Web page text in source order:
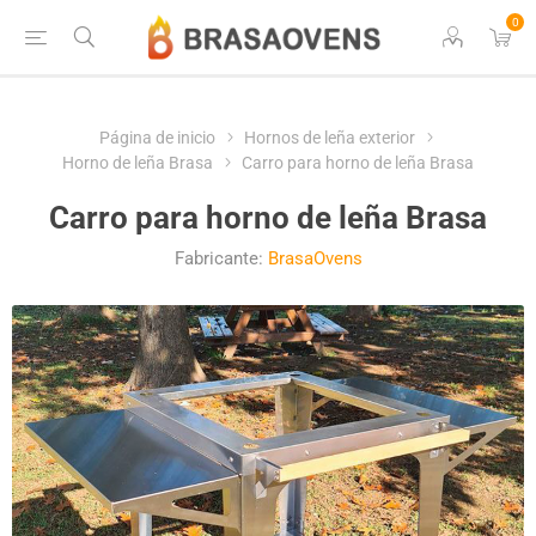
0
Página de inicio
Hornos de leña exterior
Horno de leña Brasa
Carro para horno de leña Brasa
Carro para horno de leña Brasa
Fabricante: BrasaOvens